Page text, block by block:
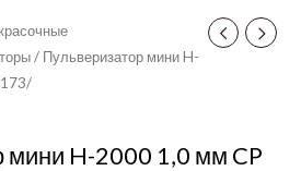
/ Пульверизатор мини H-
мини H-2000 1,0 мм CP